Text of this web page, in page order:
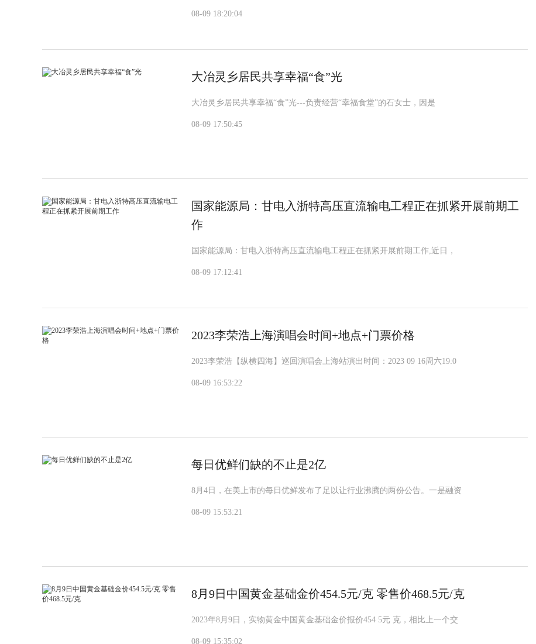
08-09 18:20:04
大冶灵乡居民共享幸福“食”光
大冶灵乡居民共享幸福“食”光---负责经营“幸福食堂”的石女士，因是
08-09 17:50:45
国家能源局：甘电入浙特高压直流输电工程正在抓紧开展前期工
作
国家能源局：甘电入浙特高压直流输电工程正在抓紧开展前期工作,近日，
08-09 17:12:41
2023李荣浩上海演唱会时间+地点+门票价格
2023李荣浩【纵横四海】巡回演唱会上海站演出时间：2023 09 16周六19:0
08-09 16:53:22
每日优鲜们缺的不止是2亿
8月4日，在美上市的每日优鲜发布了足以让行业沸腾的两份公告。一是融资
08-09 15:53:21
8月9日中国黄金基础金价454.5元/克 零售价468.5元/克
2023年8月9日，实物黄金中国黄金基础金价报价454 5元 克，相比上一个交
08-09 15:35:02